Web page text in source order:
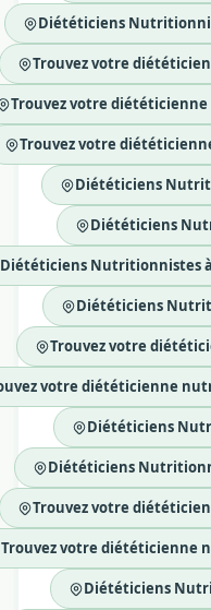
Diététiciens
Trouvez votre
Trouvez votre
Trouvez votre
Diététiciens
Diététiciens
Diététiciens Nutritionnistes à
Diététiciens
Trouvez votre
votre diététicienne
Diététiciens
Diététiciens
Trouvez votre
Trouvez votre diététicienne
Diététiciens